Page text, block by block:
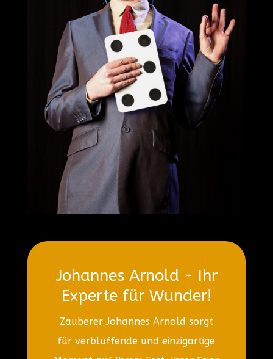
Johannes Arnold - Ihr
Experte für Wunder!
Zauberer Johannes Arnold sorgt
für verblüffende und einzigartige